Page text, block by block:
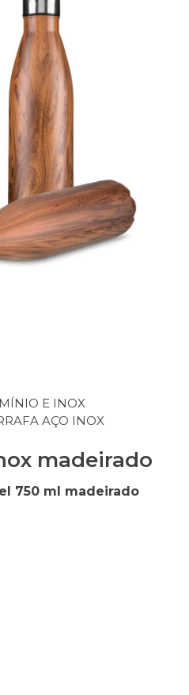
E INOX
AÇO INOX
madeirado
750 ml madeirado